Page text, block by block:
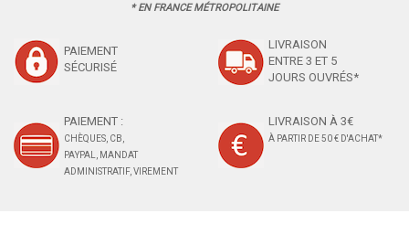
* EN FRANCE MÉTROPOLITAINE
PAIEMENT
SÉCURISÉ
LIVRAISON
ENTRE 3 ET 5
JOURS OUVRÉS*
PAIEMENT :
CHÈQUES, CB,
PAYPAL, MANDAT
ADMINISTRATIF, VIREMENT
LIVRAISON À 3€
À PARTIR DE 50 € D'ACHAT*